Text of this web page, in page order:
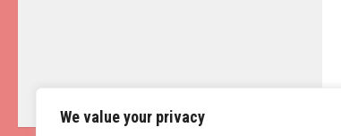
We value your privacy